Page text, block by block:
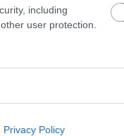
including
user protection.
Privacy Policy
kialakítás
hogy
látogatók,
eszközök,
adatokat